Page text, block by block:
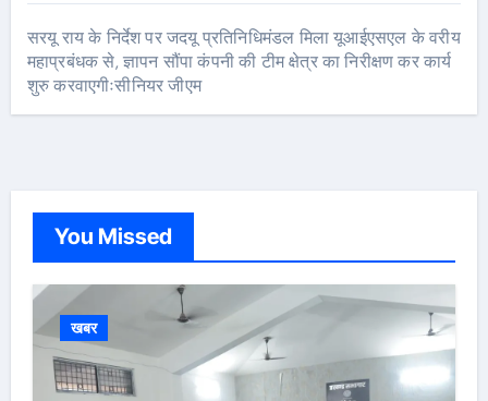
सरयू राय के निर्देश पर जदयू प्रतिनिधिमंडल मिला यूआईएसएल के वरीय
महाप्रबंधक से, ज्ञापन सौंपा कंपनी की टीम क्षेत्र का निरीक्षण कर कार्य
शुरु करवाएगीःसीनियर जीएम
You Missed
खबर